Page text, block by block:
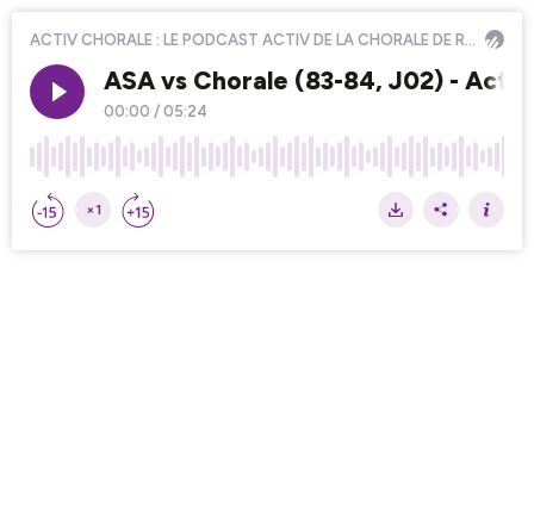
ACTIV CHORALE : LE PODCAST ACTIV DE LA CHORALE DE ROANNE
ASA vs Chorale (83-84, J02) -
00:00 / 05:24
×1